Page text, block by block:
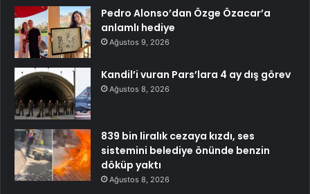
Pedro Alonso’dan Özge Özacar’a
anlamlı hediye
Ağustos 9, 2026
Kandil’i vuran Pars’lara 4 ay dış görev
Ağustos 8, 2026
839 bin liralık cezaya kızdı, ses
sistemini belediye önünde benzin
döküp yaktı
Ağustos 8, 2026